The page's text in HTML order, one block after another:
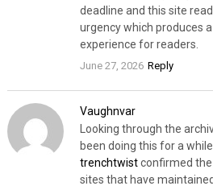
deadline and this site
urgency which produces
experience for readers.
June 27, 2026 Reply
Vaughnvar
Looking through the
been doing this for a
trenchtwistconfirmed the
sites that have